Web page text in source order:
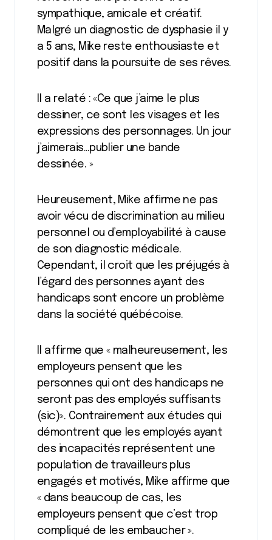
sympathique, amicale et créatif.
Malgré un diagnostic de dysphasie il y
a 5 ans, Mike reste enthousiaste et
positif dans la poursuite de ses rêves.
Il a relaté : «Ce que j’aime le plus
dessiner, ce sont les visages et les
expressions des personnages. Un jour
j’aimerais…publier une bande
dessinée. »
Heureusement, Mike affirme ne pas
avoir vécu de discrimination au milieu
personnel ou d’employabilité à cause
de son diagnostic médicale.
Cependant, il croit que les préjugés à
l’égard des personnes ayant des
handicaps sont encore un problème
dans la société québécoise.
Il affirme que « malheureusement, les
employeurs pensent que les
personnes qui ont des handicaps ne
seront pas des employés suffisants
(sic)». Contrairement aux études qui
démontrent que les employés ayant
des incapacités représentent une
population de travailleurs plus
engagés et motivés, Mike affirme que
« dans beaucoup de cas, les
employeurs pensent que c’est trop
compliqué de les embaucher ».